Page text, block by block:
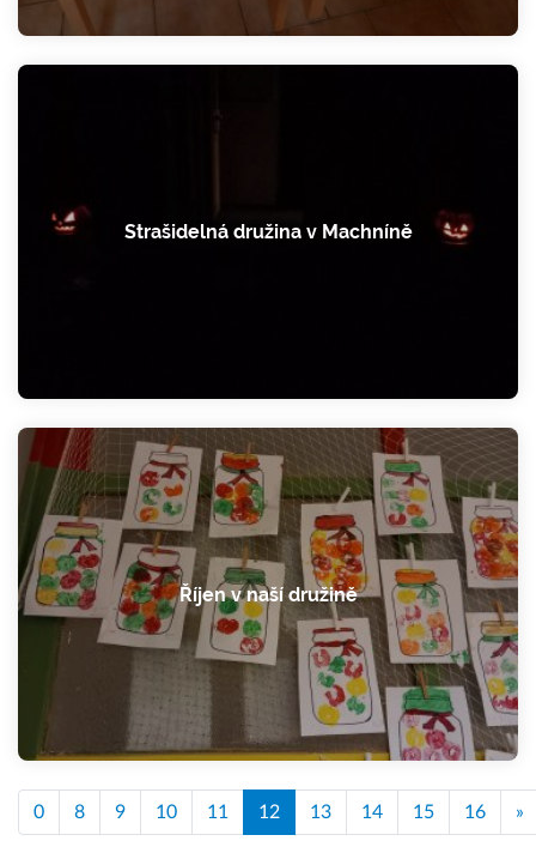
Strašidelná družina v Machníně
Říjen v naší družině
0 8 9 10 11 12 13 14 15 16 »